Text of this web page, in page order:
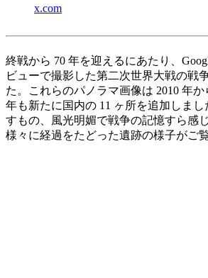
x.com
終戦から 70 年を迎えるにあたり、
ビューで撮影した第二次世界大戦の戦
た。これらのパノラマ画像は 2010 年
年も新たに国内の 11 ヶ所を追加しま
すもの、風光明媚で戦争の記憶すら感
様々に経過をたどった遺跡の様子がご